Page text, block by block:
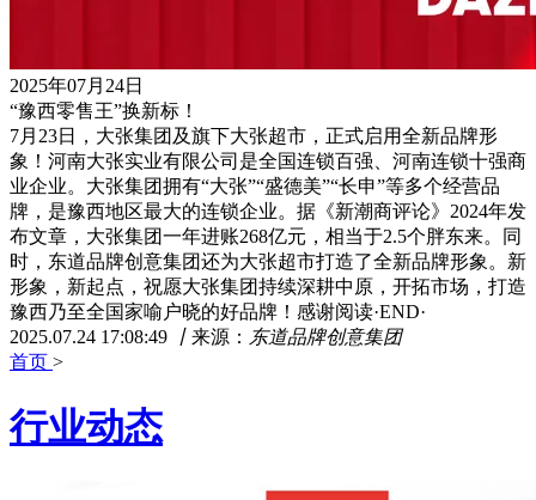
2025年07月24日
“豫西零售王”换新标！
7月23日，大张集团及旗下大张超市，正式启用全新品牌形
象！河南大张实业有限公司是全国连锁百强、河南连锁十强商
业企业。大张集团拥有“大张”“盛德美”“长申”等多个经营品
牌，是豫西地区最大的连锁企业。据《新潮商评论》2024年发
布文章，大张集团一年进账268亿元，相当于2.5个胖东来。同
时，东道品牌创意集团还为大张超市打造了全新品牌形象。新
形象，新起点，祝愿大张集团持续深耕中原，开拓市场，打造
豫西乃至全国家喻户晓的好品牌！感谢阅读·END·
2025.07.24 17:08:49
丨 来源： 东道品牌创意集团
首页 >
行业动态